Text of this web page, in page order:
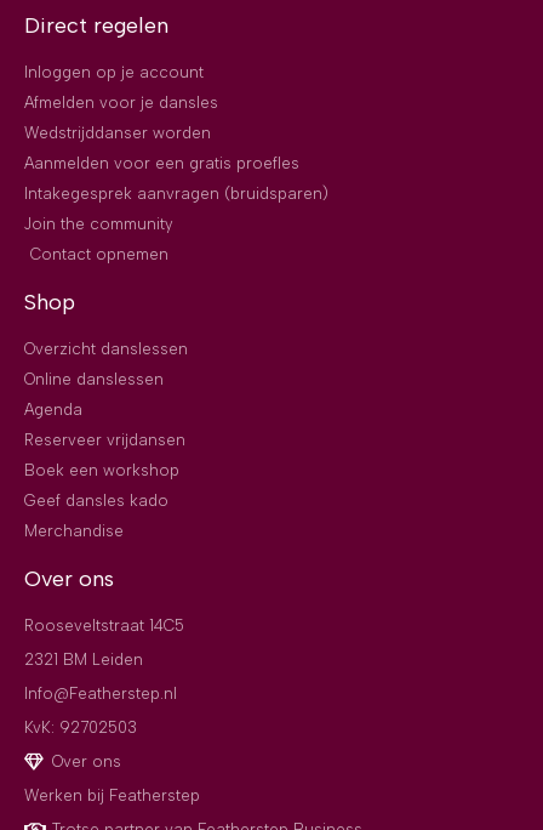
Direct regelen
Inloggen op je account
Afmelden voor je dansles
Wedstrijddanser worden
Aanmelden voor een gratis proefles
Intakegesprek aanvragen (bruidsparen)
Join the community
Contact opnemen
Shop
Overzicht danslessen
Online danslessen
Agenda
Reserveer vrijdansen
Boek een workshop
Geef dansles kado
Merchandise
Over ons
Rooseveltstraat 14C5
2321 BM Leiden
Info@Featherstep.nl
KvK: 92702503
Over ons
Werken bij Featherstep